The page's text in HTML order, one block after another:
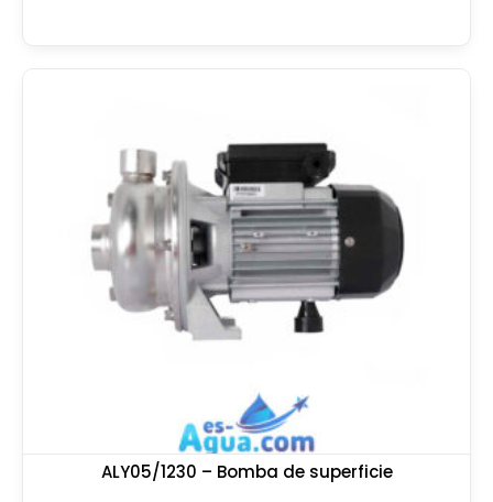
ALY05/1230 – Bomba de superficie